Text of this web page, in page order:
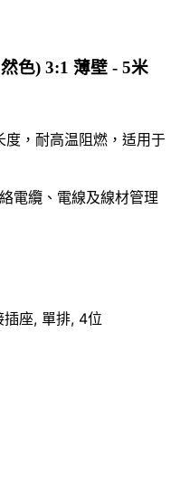
色) 3:1 薄壁 - 5米
，耐高温阻燃，适用于
電纜、電線及線材管理
座, 單排, 4位